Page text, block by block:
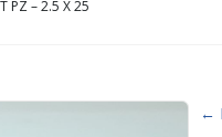
PZ – 2.5 X 25
←